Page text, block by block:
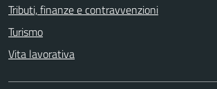
Tributi, finanze e contravvenzioni
Turismo
Vita lavorativa